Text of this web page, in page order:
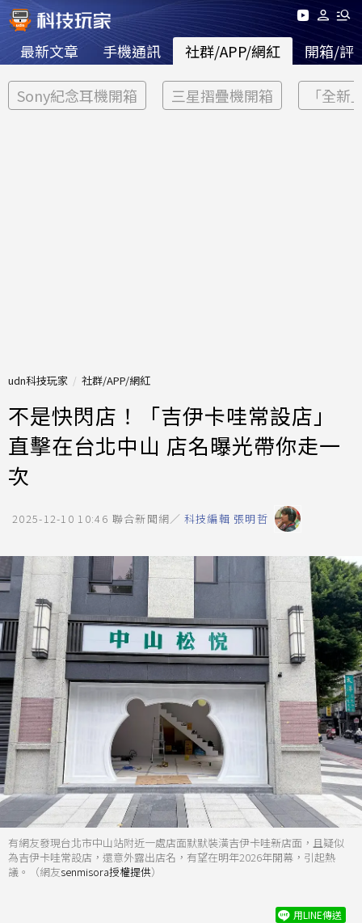
最新文章 手機通訊 社群/APP/網紅 開箱/評
Sony紀念耳機開箱 三星摺疊機開箱 「全新
udn科技玩家 社群/APP/網紅
不是快閃店！「吉伊卡哇常設店」
直擊在台北中山 店名曝光帶你走一
次
2025-12-10 10:46 聯合新聞網／ 科技編輯 張明哲
有網友發現台北市中山站附近一處店面默默裝潢吉伊卡哇新店面，且疑似
為吉伊卡哇常設店，還意外露出店名，有望在明年2026年開幕，引起熱
議。（網友senmisora授權提供）
用LINE傳送